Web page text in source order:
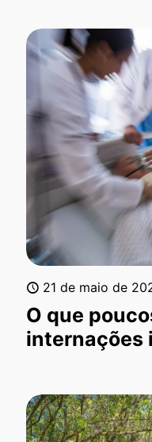
21 de maio de
O que
internações